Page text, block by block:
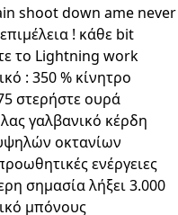
shoot down ame never
! κάθε bit
το Lightning work
: 350 % κίνητρο
στερήστε ουρά
γαλβανικό κέρδη
οκτανίων
ενέργειες
σημασία λήξει 3.000
μπόνους